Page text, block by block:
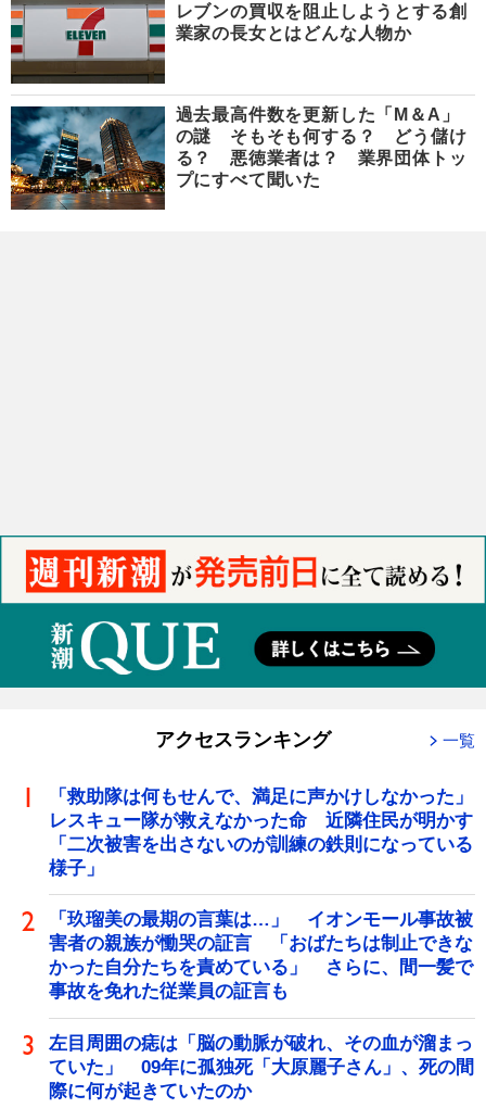
レブンの買収を阻止しようとする創
業家の長女とはどんな人物か
過去最高件数を更新した「M＆A」
の謎 そもそも何する？ どう儲け
る？ 悪徳業者は？ 業界団体トッ
プにすべて聞いた
アクセスランキング 一覧
「救助隊は何もせんで、満足に声かけしなかった」
レスキュー隊が救えなかった命 近隣住民が明かす
「二次被害を出さないのが訓練の鉄則になっている
様子」
「玖瑠美の最期の言葉は…」 イオンモール事故被
害者の親族が慟哭の証言 「おばたちは制止できな
かった自分たちを責めている」 さらに、間一髪で
事故を免れた従業員の証言も
左目周囲の痣は「脳の動脈が破れ、その血が溜まっ
ていた」 09年に孤独死「大原麗子さん」、死の間
際に何が起きていたのか